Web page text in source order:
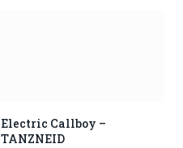
Electric Callboy –
TANZNEID